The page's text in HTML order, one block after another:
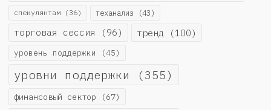
спекулянтам (36) теханализ (43)
торговая сессия (96) тренд (100)
уровень поддержки (45)
уровни поддержки (355)
финансовый сектор (67)